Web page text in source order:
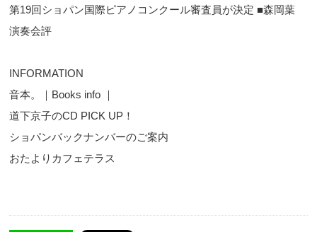
第19回ショパン国際ピアノコンクール審査員が決定 ■森岡葉
演奏会評
INFORMATION
音本。｜Books info ｜
道下京子のCD PICK UP！
ショパンバックナンバーのご案内
おたよりカフェテラス